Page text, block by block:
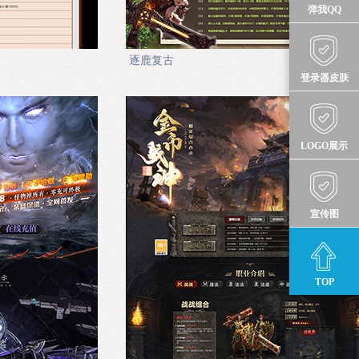
逐鹿复古
弹我QQ
登录器皮肤
LOGO展示
宣传图
TOP